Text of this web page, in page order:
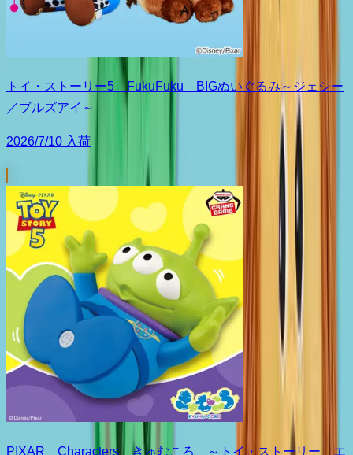
トイ・ストーリー5 FukuFuku BIGぬいぐるみ～ジェシー
／ブルズアイ～
2026/7/10 入荷
PIXAR Characters きゅむころ ～トイ・ストーリー エ